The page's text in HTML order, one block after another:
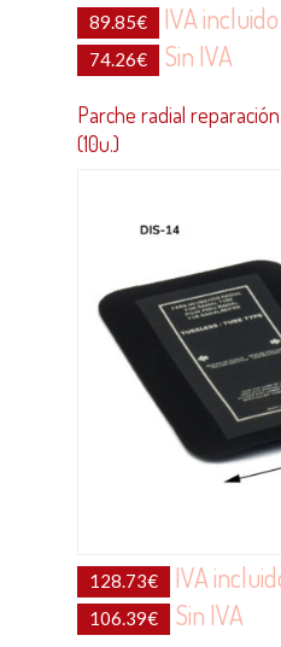
89.85€ IVA incluido
74.26€ Sin IVA
Parche radial
(10u.)
128.73€ IVA
106.39€ Sin IVA